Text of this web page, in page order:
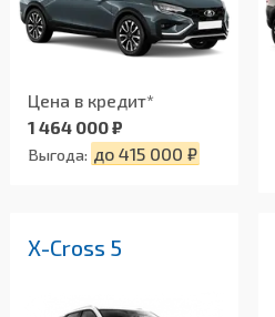
Цена в кредит*
1 464 000 ₽
Выгода: до 415 000 ₽
X-Cross 5